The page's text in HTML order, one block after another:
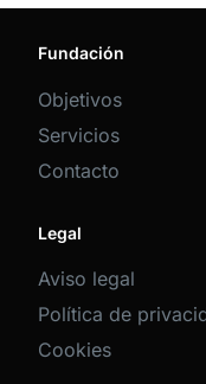
Fundación
Objetivos
Servicios
Contacto
Legal
Aviso legal
Política de
Cookies